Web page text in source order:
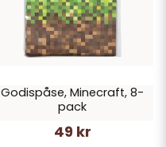
Godispåse, Minecraft, 8-
pack
49 kr